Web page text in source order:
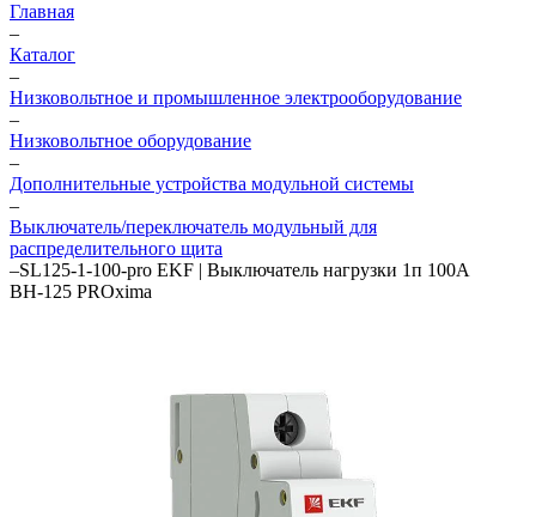
Главная
–
Каталог
–
Низковольтное и промышленное электрооборудование
–
Низковольтное оборудование
–
Дополнительные устройства модульной системы
–
Выключатель/переключатель модульный для
распределительного щита
–SL125-1-100-pro EKF | Выключатель нагрузки 1п 100А
ВН-125 PROxima